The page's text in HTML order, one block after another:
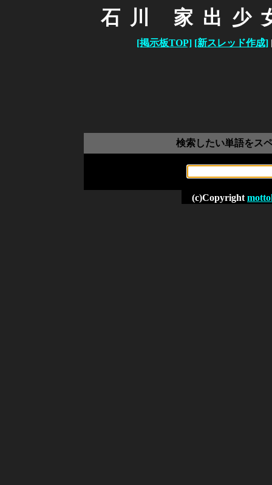
石川 家出少
[掲示板TOP] [新スレッド作成]
検索したい単語をス
(c)Copyright